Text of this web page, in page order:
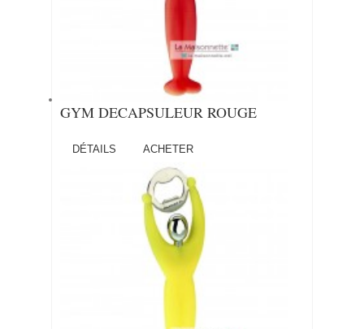
GYM DECAPSULEUR ROUGE
DÉTAILS ACHETER